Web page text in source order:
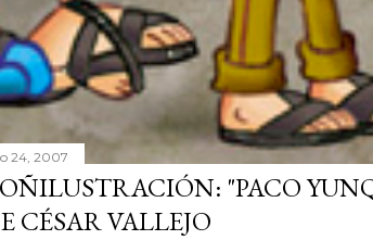
24, 2007
"PACO
CÉSAR VALLEJO